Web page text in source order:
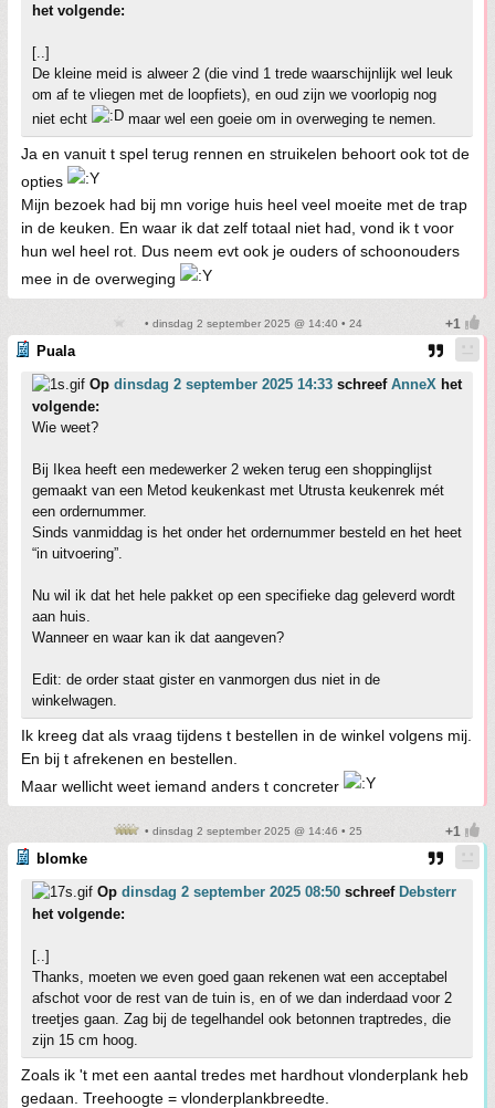
het volgende:
[..]
De kleine meid is alweer 2 (die vind 1 trede waarschijnlijk wel leuk
om af te vliegen met de loopfiets), en oud zijn we voorlopig nog
niet echt
maar wel een goeie om in overweging te nemen.
Ja en vanuit t spel terug rennen en struikelen behoort ook tot de
opties
Mijn bezoek had bij mn vorige huis heel veel moeite met de trap
in de keuken. En waar ik dat zelf totaal niet had, vond ik t voor
hun wel heel rot. Dus neem evt ook je ouders of schoonouders
mee in de overweging
• dinsdag 2 september 2025 @ 14:40 • 24
Puala
Op dinsdag 2 september 2025 14:33 schreef AnneX het
volgende:
Wie weet?
Bij Ikea heeft een medewerker 2 weken terug een shoppinglijst
gemaakt van een Metod keukenkast met Utrusta keukenrek mét
een ordernummer.
Sinds vanmiddag is het onder het ordernummer besteld en het heet
“in uitvoering”.
Nu wil ik dat het hele pakket op een specifieke dag geleverd wordt
aan huis.
Wanneer en waar kan ik dat aangeven?
Edit: de order staat gister en vanmorgen dus niet in de
winkelwagen.
Ik kreeg dat als vraag tijdens t bestellen in de winkel volgens mij.
En bij t afrekenen en bestellen.
Maar wellicht weet iemand anders t concreter
• dinsdag 2 september 2025 @ 14:46 • 25
blomke
Op dinsdag 2 september 2025 08:50 schreef Debsterr
het volgende:
[..]
Thanks, moeten we even goed gaan rekenen wat een acceptabel
afschot voor de rest van de tuin is, en of we dan inderdaad voor 2
treetjes gaan. Zag bij de tegelhandel ook betonnen traptredes, die
zijn 15 cm hoog.
Zoals ik 't met een aantal tredes met hardhout vlonderplank heb
gedaan. Treehoogte = vlonderplankbreedte.